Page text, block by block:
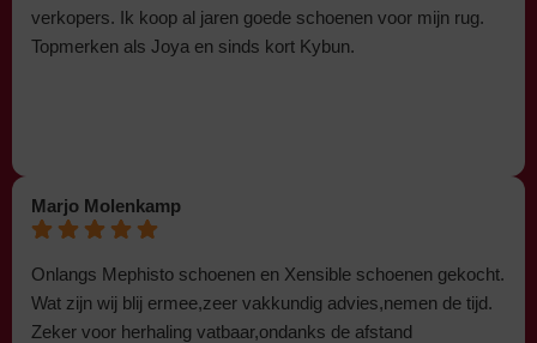
verkopers. Ik koop al jaren goede schoenen voor mijn rug.
Topmerken als Joya en sinds kort Kybun.
Marjo Molenkamp
Onlangs Mephisto schoenen en Xensible schoenen gekocht.
Wat zijn wij blij ermee,zeer vakkundig advies,nemen de tijd.
Zeker voor herhaling vatbaar,ondanks de afstand